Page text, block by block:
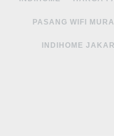
PASANG WIFI
INDIHOME